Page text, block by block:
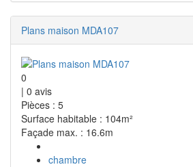
Plans maison MDA107
0
| 0 avis
Pièces : 5
Surface habitable : 104m²
Façade max. : 16.6m
chambre